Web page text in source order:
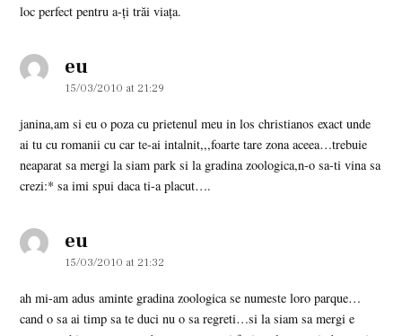
loc perfect pentru a-ţi trăi viaţa.
eu
15/03/2010 at 21:29
janina,am si eu o poza cu prietenul meu in los christianos exact unde
ai tu cu romanii cu car te-ai intalnit,,,foarte tare zona aceea…trebuie
neaparat sa mergi la siam park si la gradina zoologica,n-o sa-ti vina sa
crezi:* sa imi spui daca ti-a placut….
eu
15/03/2010 at 21:32
ah mi-am adus aminte gradina zoologica se numeste loro parque…
cand o sa ai timp sa te duci nu o sa regreti…si la siam sa mergi e